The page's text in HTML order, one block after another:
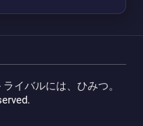
イバルには、ひみつ。